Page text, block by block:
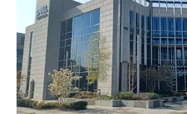
Long-term single tenant ‘Dell
occupy Cherrywood's Building
European Headquarters. Dell
recently introduced a
employees have to be in the
Lease Terms: Current
and varied via deed of